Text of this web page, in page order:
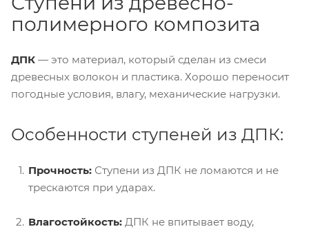
полимерного композита
ДПК — это материал, который сделан из смеси
древесных волокон и пластика. Хорошо переносит
погодные условия, влагу, механические нагрузки.
Особенности ступеней из ДПК:
Прочность: Ступени из ДПК не ломаются и не
трескаются при ударах.
Влагостойкость: ДПК не впитывает воду,